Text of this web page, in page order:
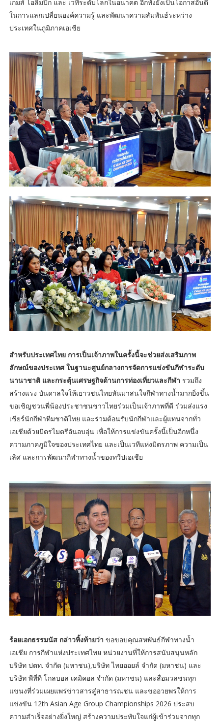
เกมส์ โอลิมปิก และ เวทีระดับโลกในอนาคต อีกทั้งยังเป็นโอกาสอันดี
ในการแลกเปลี่ยนองค์ความรู้ และพัฒนาความสัมพันธ์ระหว่าง
ประเทศในภูมิภาคเอเชีย
สำหรับประเทศไทย การเป็นเจ้าภาพในครั้งนี้จะช่วยส่งเสริมภาพ
ลักษณ์ของประเทศ ในฐานะศูนย์กลางการจัดการแข่งขันกีฬาระดับ
นานาชาติ และกระตุ้นเศรษฐกิจด้านการท่องเที่ยวและกีฬา รวมถึง
สร้างแรง บันดาลใจให้เยาวชนไทยหันมาสนใจกีฬาทางน้ำมากยิ่งขึ้น
ขอเชิญชวนพี่น้องประชาชนชาวไทยร่วมเป็นเจ้าภาพที่ดี ร่วมส่งแรง
เชียร์นักกีฬาทีมชาติไทย และร่วมต้อนรับนักกีฬาและผู้แทนจากทั่ว
เอเชียด้วยมิตรไมตรีอันอบอุ่น เพื่อให้การแข่งขันครั้งนี้เป็นอีกหนึ่ง
ความภาคภูมิใจของประเทศไทย และเป็นเวทีแห่งมิตรภาพ ความเป็น
เลิศ และการพัฒนากีฬาทางน้ำของทวีปเอเชีย
ร้อยเอกธรรมนัส กล่าวทิ้งท้ายว่า ขอขอบคุณสหพันธ์กีฬาทางน้ำ
เอเชีย การกีฬาแห่งประเทศไทย หน่วยงานที่ให้การสนับสนุนหลัก
บริษัท ปตท. จำกัด (มหาชน),บริษัท ไทยออยล์ จำกัด (มหาชน) และ
บริษัท พีที่ที โกลบอล เคมิคอล จำกัด (มหาชน) และสื่อมวลชนทุก
แขนงที่ร่วมเผยแพร่ข่าวสารสู่สาธารณชน และขออวยพรให้การ
แข่งขัน 12th Asian Age Group Championships 2026 ประสบ
ความสำเร็จอย่างยิ่งใหญ่ สร้างความประทับใจแก่ผู้เข้าร่วมจากทุก